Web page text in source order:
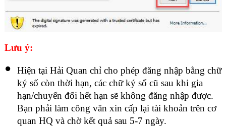
Lưu ý:
Hiện tại Hải Quan chỉ cho phép đăng nhập bằng chữ
ký số còn thời hạn, các chữ ký số cũ sau khi gia
hạn/chuyển đổi hết hạn sẽ không đăng nhập được.
Bạn phải làm công văn xin cấp lại tài khoản trên cơ
quan HQ và chờ kết quả sau 5-7 ngày.